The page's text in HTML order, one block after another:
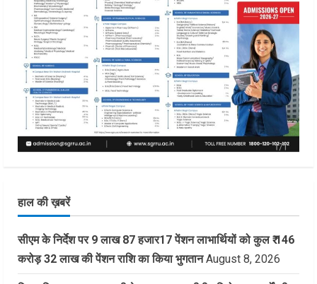
हाल की ख़बरें
सीएम के निर्देश पर 9 लाख 87 हजार17 पेंशन लाभार्थियों को कुल ₹ 146
करोड़ 32 लाख की पेंशन राशि का किया भुगतान August 8, 2026